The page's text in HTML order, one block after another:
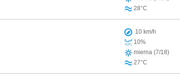
28°C
10 km/h
10%
mierna (7/18)
27°C